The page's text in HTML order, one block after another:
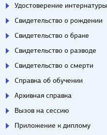
Удостоверение интернатуры
Свидетельство о рождении
Свидетельство о браке
Свидетельство о разводе
Свидетельство о смерти
Справка об обучении
Архивная справка
Вызов на сессию
Приложение к диплому